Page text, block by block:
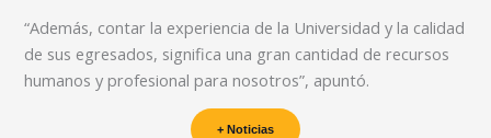
“Además, contar la experiencia de la Universidad y la calidad
de sus egresados, significa una gran cantidad de recursos
humanos y profesional para nosotros”, apuntó.
+ Noticias